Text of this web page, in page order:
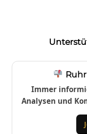
Immer
Analysen und